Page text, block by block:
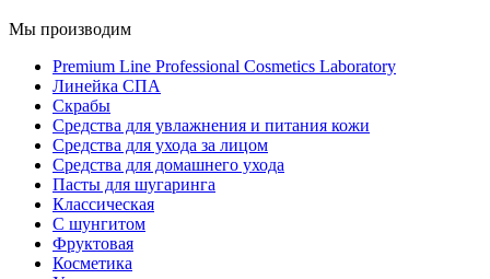
Мы производим
Premium Line Professional Cosmetics Laboratory
Линейка СПА
Скрабы
Средства для увлажнения и питания кожи
Средства для ухода за лицом
Средства для домашнего ухода
Пасты для шугаринга
Классическая
С шунгитом
Фруктовая
Косметика